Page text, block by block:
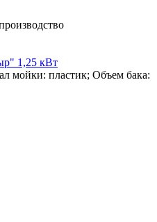
1,25 кВт
мойки: пластик; Объем бака: